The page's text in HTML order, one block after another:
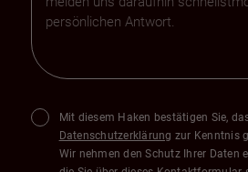
Mit diesem Haken bestätigen Sie,
Datenschutzerklärung zur Kenntnis
Wir nehmen den Schutz Ihrer Daten